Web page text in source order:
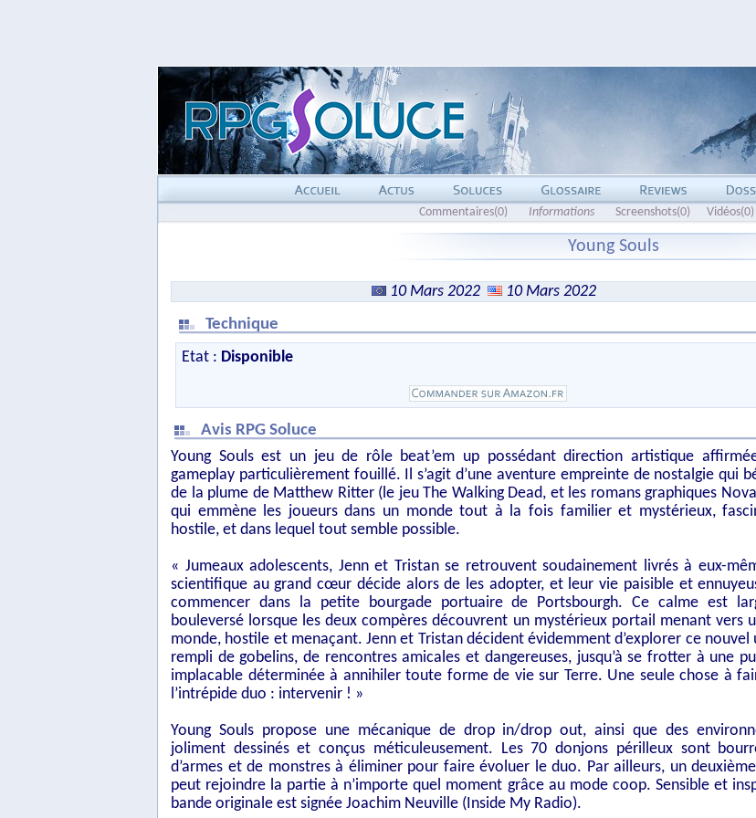
Commentaires(0) Informations Screenshots(0) Vidéos(0)
Young Souls
10 Mars 2022
10 Mars 2022
Technique
Etat : Disponible
Avis RPG Soluce
Young Souls est un jeu de rôle beat’em up possédant direction artistique
gameplay particulièrement fouillé. Il s’agit d’une aventure empreinte de nostalgie qui
de la plume de Matthew Ritter (le jeu The Walking Dead, et les romans graphiques
qui emmène les joueurs dans un monde tout à la fois familier et mystérieux,
hostile, et dans lequel tout semble possible.
« Jumeaux adolescents, Jenn et Tristan se retrouvent soudainement livrés à eux-
scientifique au grand cœur décide alors de les adopter, et leur vie paisible et
commencer dans la petite bourgade portuaire de Portsbourgh. Ce calme est
bouleversé lorsque les deux compères découvrent un mystérieux portail menant vers
monde, hostile et menaçant. Jenn et Tristan décident évidemment d’explorer ce nouvel
rempli de gobelins, de rencontres amicales et dangereuses, jusqu’à se frotter à une
implacable déterminée à annihiler toute forme de vie sur Terre. Une seule chose à
l’intrépide duo : intervenir ! »
Young Souls propose une mécanique de drop in/drop out, ainsi que des
joliment dessinés et conçus méticuleusement. Les 70 donjons périlleux sont
d’armes et de monstres à éliminer pour faire évoluer le duo. Par ailleurs, un
peut rejoindre la partie à n’importe quel moment grâce au mode coop. Sensible et
bande originale est signée Joachim Neuville (Inside My Radio).